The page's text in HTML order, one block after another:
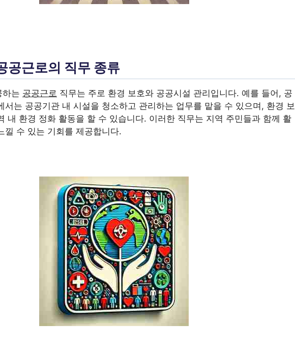
공근로의 직무 종류
하는 공공근로 직무는 주로 환경 보호와 공공시설 관리입니다. 예를 들어, 공
서는 공공기관 내 시설을 청소하고 관리하는 업무를 맡을 수 있으며, 환경 보
내 환경 정화 활동을 할 수 있습니다. 이러한 직무는 지역 주민들과 함께 활
낄 수 있는 기회를 제공합니다.